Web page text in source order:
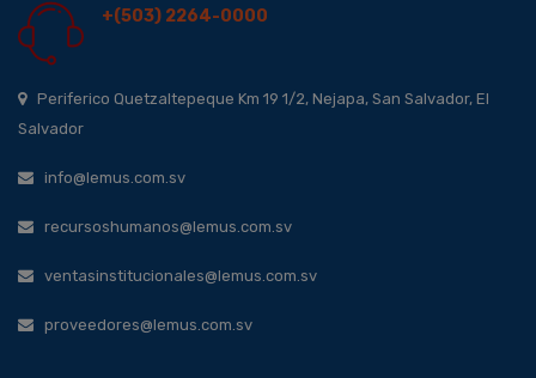
+(503) 2264-0000
Periferico Quetzaltepeque Km 19 1/2, Nejapa, San Salvador, El
Salvador
info@lemus.com.sv
recursoshumanos@lemus.com.sv
ventasinstitucionales@lemus.com.sv
proveedores@lemus.com.sv